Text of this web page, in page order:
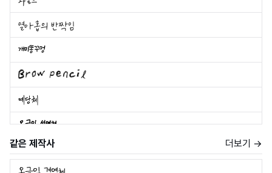
같은 제작사 더보기 →